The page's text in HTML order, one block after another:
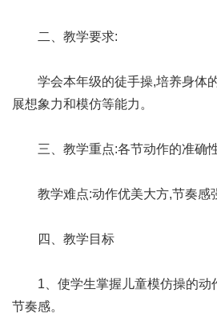
二、教学要求:
学会本年级的徒手操,培养身体
展想象力和模仿等能力。
三、教学重点:各节动作的准确性
教学难点:动作优美大方,节奏感
四、教学目标
1、使学生掌握儿童模仿操的动
节奏感。